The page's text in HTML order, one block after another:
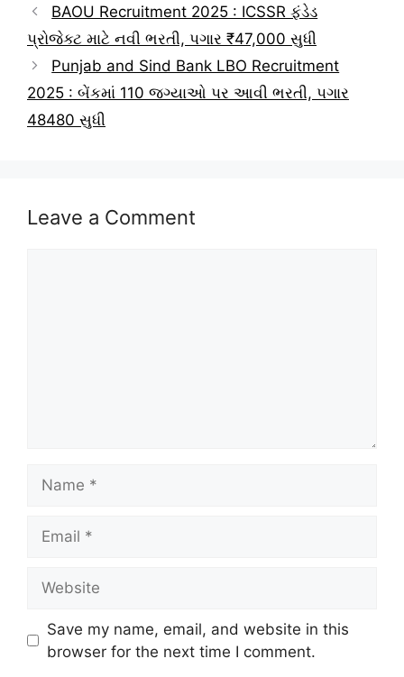
BAOU Recruitment 2025 : ICSSR ફંડેડ
પ્રોજેક્ટ માટે નવી ભરતી, પગાર ₹47,000 સુધી
Punjab and Sind Bank LBO Recruitment
2025 : બેંકમાં 110 જગ્યાઓ પર આવી ભરતી, પગાર
48480 સુધી
Leave a Comment
Save my name, email, and website in this
browser for the next time I comment.